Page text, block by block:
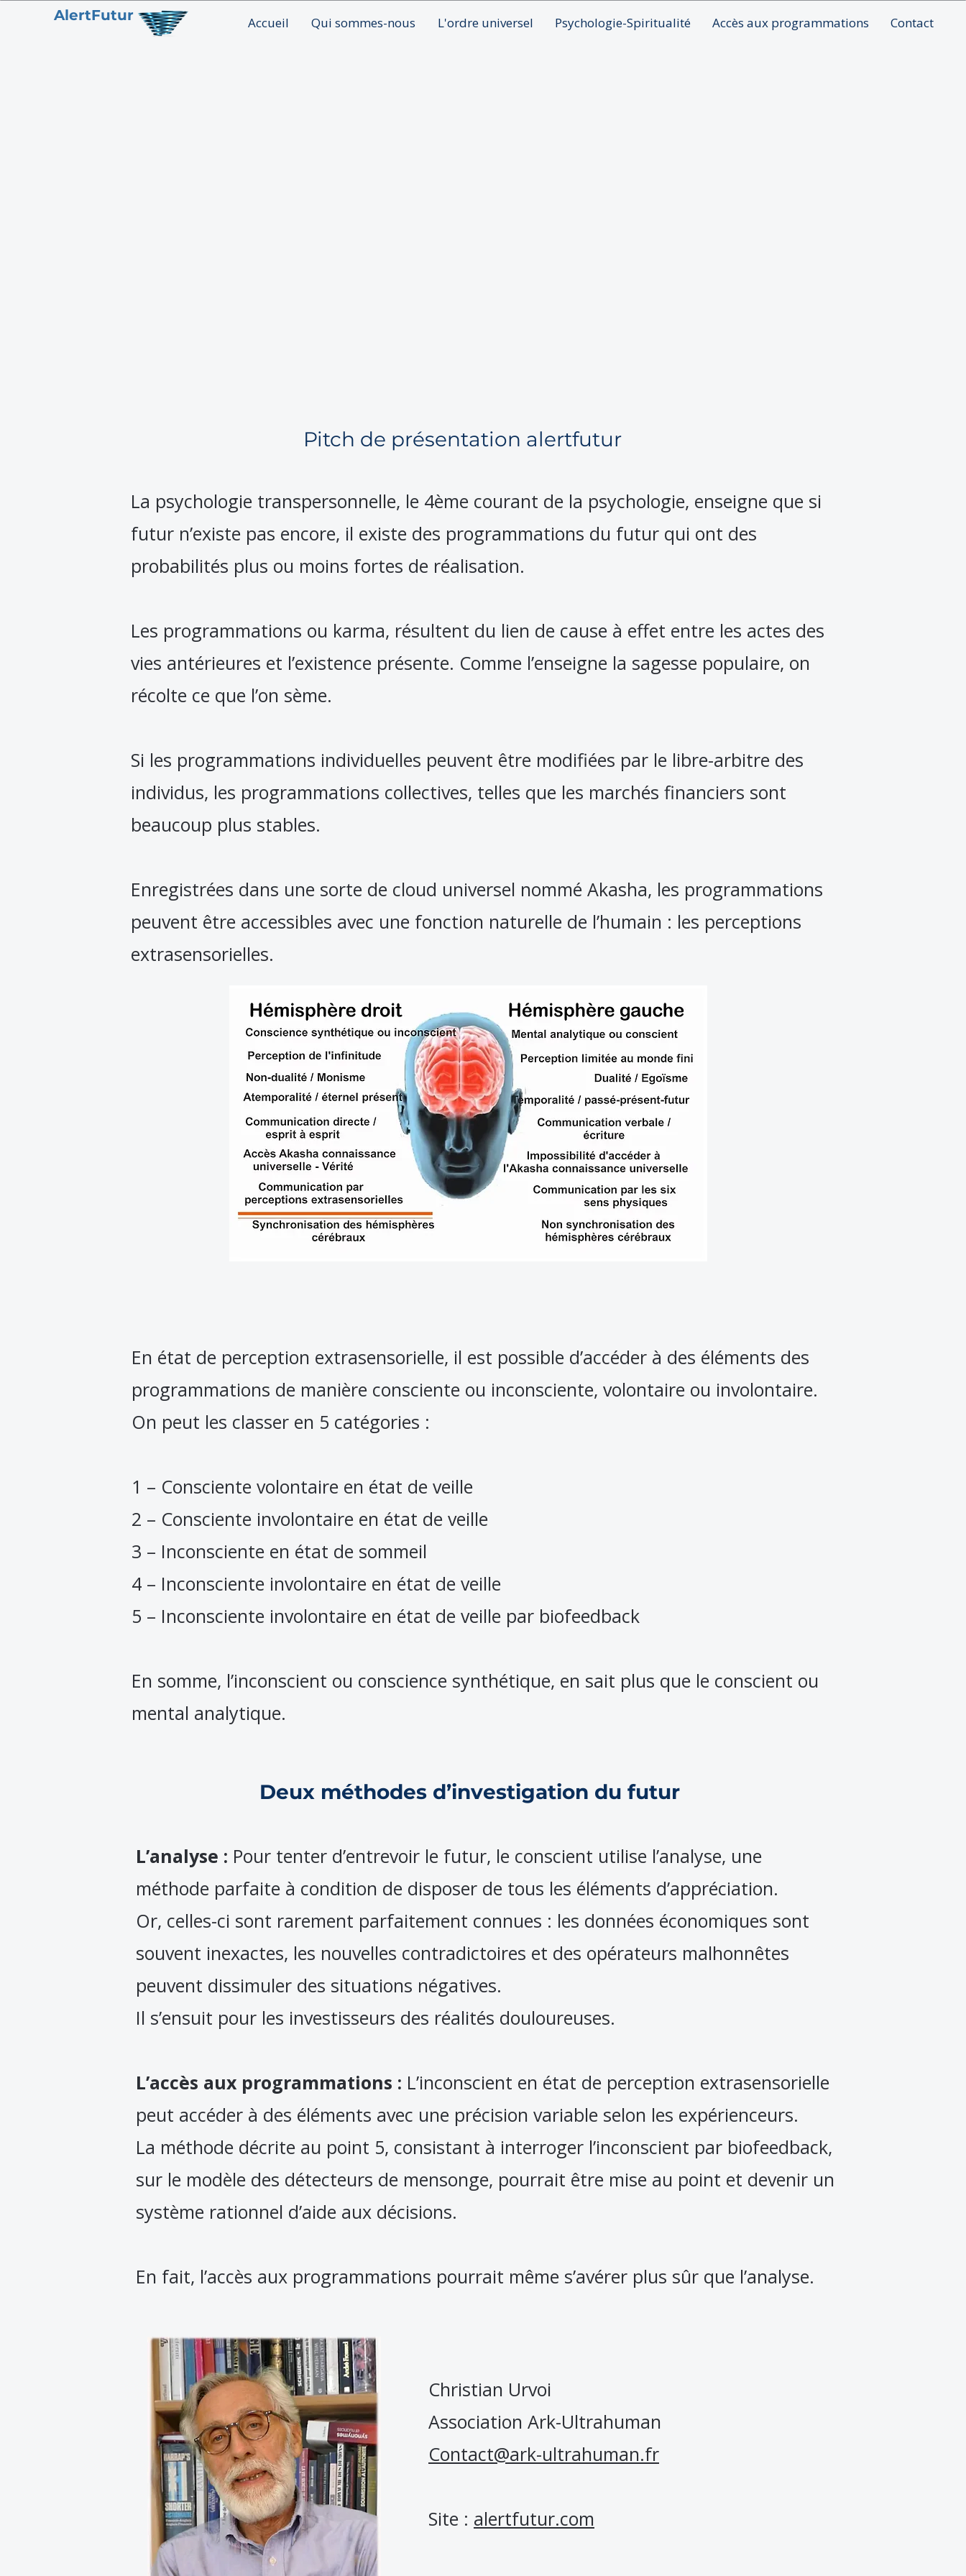
AlertFutur Accueil Qui sommes-nous L'ordre universel Psychologie-Spiritualité Accès aux programmations Contact
Pitch de présentation alertfutur
La psychologie transpersonnelle, le 4ème courant de la psychologie, enseigne que si
futur n’existe pas encore, il existe des programmations du futur qui ont des
probabilités plus ou moins fortes de réalisation.
Les programmations ou karma, résultent du lien de cause à effet entre les actes des
vies antérieures et l’existence présente. Comme l’enseigne la sagesse populaire, on
récolte ce que l’on sème.
Si les programmations individuelles peuvent être modifiées par le libre-arbitre des
individus, les programmations collectives, telles que les marchés financiers sont
beaucoup plus stables.
Enregistrées dans une sorte de cloud universel nommé Akasha, les programmations
peuvent être accessibles avec une fonction naturelle de l’humain : les perceptions
extrasensorielles.
En état de perception extrasensorielle, il est possible d’accéder à des éléments des
programmations de manière consciente ou inconsciente, volontaire ou involontaire.
On peut les classer en 5 catégories :
1 – Consciente volontaire en état de veille
2 – Consciente involontaire en état de veille
3 – Inconsciente en état de sommeil
4 – Inconsciente involontaire en état de veille
5 – Inconsciente involontaire en état de veille par biofeedback
En somme, l’inconscient ou conscience synthétique, en sait plus que le conscient ou
mental analytique.
Deux méthodes d’investigation du futur
L’analyse : Pour tenter d’entrevoir le futur, le conscient utilise l’analyse, une
méthode parfaite à condition de disposer de tous les éléments d’appréciation.
Or, celles-ci sont rarement parfaitement connues : les données économiques sont
souvent inexactes, les nouvelles contradictoires et des opérateurs malhonnêtes
peuvent dissimuler des situations négatives.
Il s’ensuit pour les investisseurs des réalités douloureuses.
L’accès aux programmations : L’inconscient en état de perception extrasensorielle
peut accéder à des éléments avec une précision variable selon les expérienceurs.
La méthode décrite au point 5, consistant à interroger l’inconscient par biofeedback,
sur le modèle des détecteurs de mensonge, pourrait être mise au point et devenir un
système rationnel d’aide aux décisions.
En fait, l’accès aux programmations pourrait même s’avérer plus sûr que l’analyse.
Christian Urvoi
Association Ark-Ultrahuman
Contact@ark-ultrahuman.fr
Site : alertfutur.com